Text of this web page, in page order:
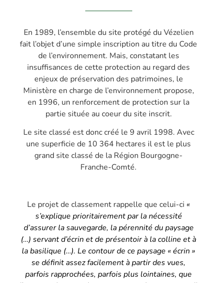
En 1989, l’ensemble du site protégé du Vézelien
fait l’objet d’une simple inscription au titre du Code
de l’environnement. Mais, constatant les
insuffisances de cette protection au regard des
enjeux de préservation des patrimoines, le
Ministère en charge de l’environnement propose,
en 1996, un renforcement de protection sur la
partie située au coeur du site inscrit.
Le site classé est donc créé le 9 avril 1998. Avec
une superficie de 10 364 hectares il est le plus
grand site classé de la Région Bourgogne-
Franche-Comté.
Le projet de classement rappelle que celui-ci «
s’explique prioritairement par la nécessité
d’assurer la sauvegarde, la pérennité du paysage
(…) servant d’écrin et de présentoir à la colline et à
la basilique (…). Le contour de ce paysage « écrin »
se définit assez facilement à partir des vues,
parfois rapprochées, parfois plus lointaines, que